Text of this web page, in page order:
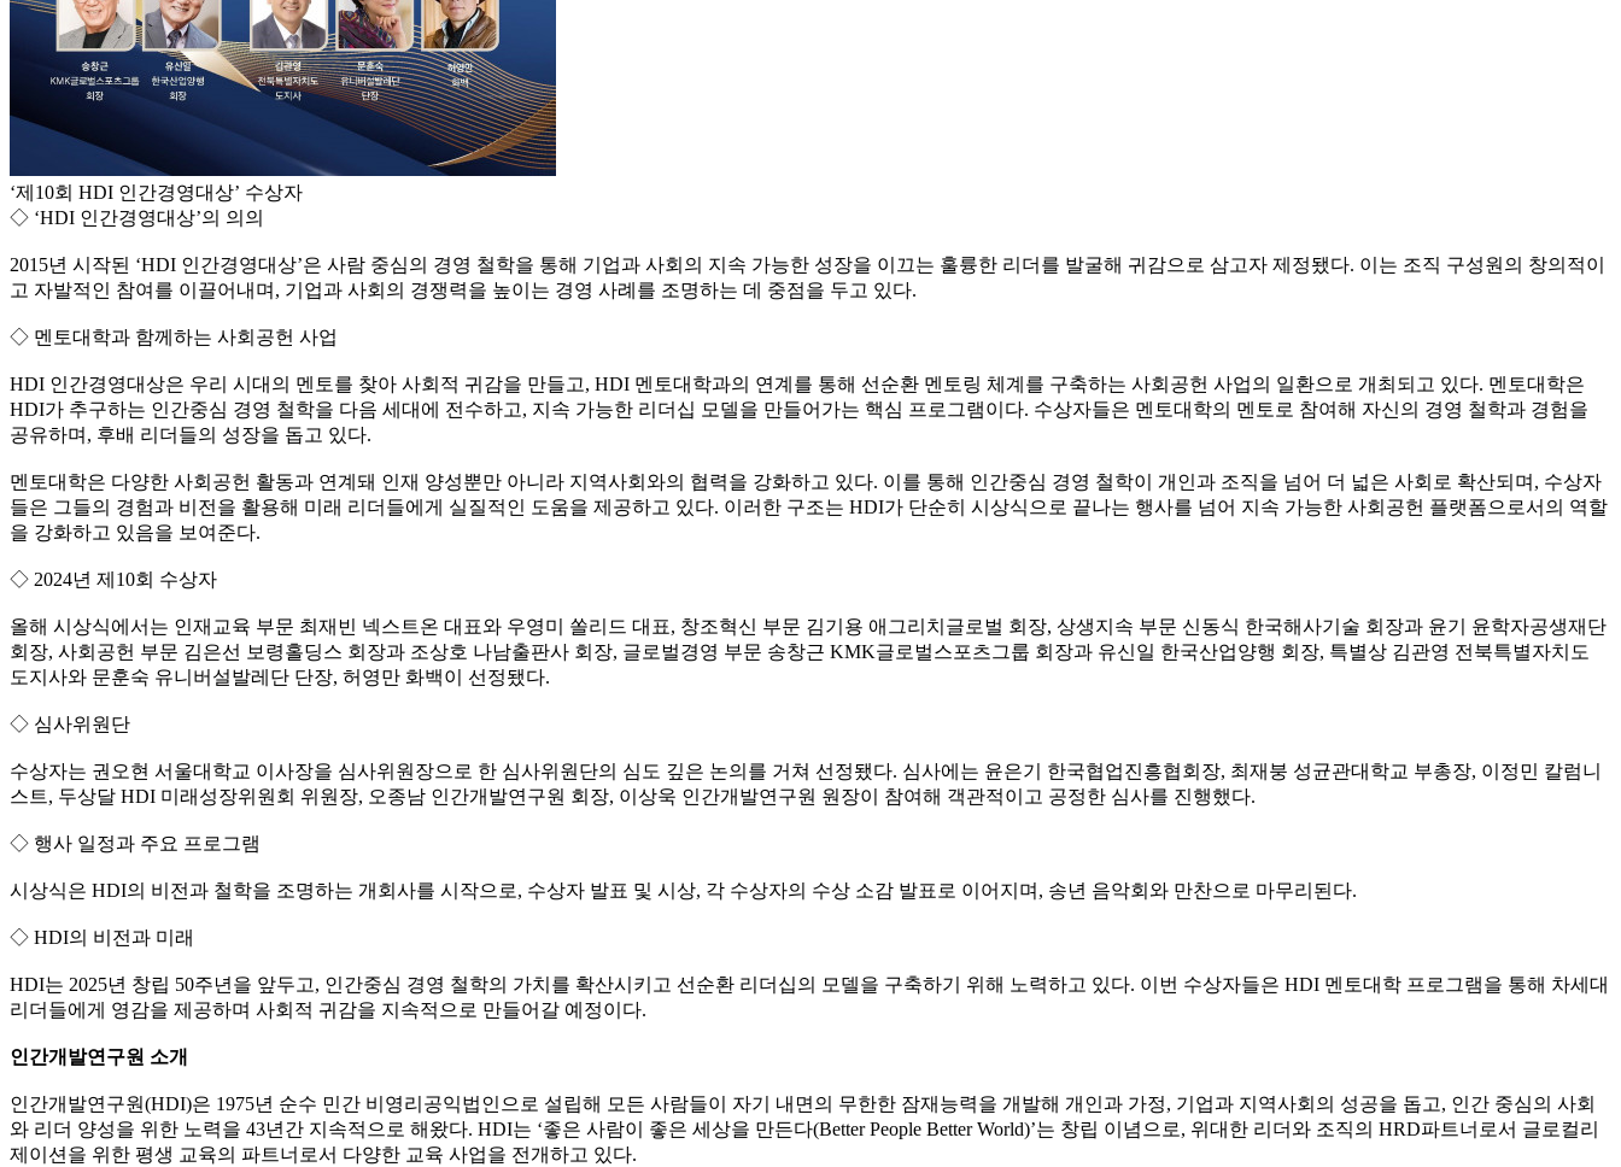
‘제10회 HDI 인간경영대상’ 수상자
◇ ‘HDI 인간경영대상’의 의의
2015년 시작된 ‘HDI 인간경영대상’은 사람 중심의 경영 철학을 통해 기업과 사회의 지속 가능한 성장을 이끄는 훌륭한 리더를 발굴해 귀감으로 삼고자 제정됐다. 이는 조직 구성원의 창의적이
고 자발적인 참여를 이끌어내며, 기업과 사회의 경쟁력을 높이는 경영 사례를 조명하는 데 중점을 두고 있다.
◇ 멘토대학과 함께하는 사회공헌 사업
HDI 인간경영대상은 우리 시대의 멘토를 찾아 사회적 귀감을 만들고, HDI 멘토대학과의 연계를 통해 선순환 멘토링 체계를 구축하는 사회공헌 사업의 일환으로 개최되고 있다. 멘토대학은
HDI가 추구하는 인간중심 경영 철학을 다음 세대에 전수하고, 지속 가능한 리더십 모델을 만들어가는 핵심 프로그램이다. 수상자들은 멘토대학의 멘토로 참여해 자신의 경영 철학과 경험을
공유하며, 후배 리더들의 성장을 돕고 있다.
멘토대학은 다양한 사회공헌 활동과 연계돼 인재 양성뿐만 아니라 지역사회와의 협력을 강화하고 있다. 이를 통해 인간중심 경영 철학이 개인과 조직을 넘어 더 넓은 사회로 확산되며, 수상자
들은 그들의 경험과 비전을 활용해 미래 리더들에게 실질적인 도움을 제공하고 있다. 이러한 구조는 HDI가 단순히 시상식으로 끝나는 행사를 넘어 지속 가능한 사회공헌 플랫폼으로서의 역할
을 강화하고 있음을 보여준다.
◇ 2024년 제10회 수상자
올해 시상식에서는 인재교육 부문 최재빈 넥스트온 대표와 우영미 쏠리드 대표, 창조혁신 부문 김기용 애그리치글로벌 회장, 상생지속 부문 신동식 한국해사기술 회장과 윤기 윤학자공생재단
회장, 사회공헌 부문 김은선 보령홀딩스 회장과 조상호 나남출판사 회장, 글로벌경영 부문 송창근 KMK글로벌스포츠그룹 회장과 유신일 한국산업양행 회장, 특별상 김관영 전북특별자치도
도지사와 문훈숙 유니버설발레단 단장, 허영만 화백이 선정됐다.
◇ 심사위원단
수상자는 권오현 서울대학교 이사장을 심사위원장으로 한 심사위원단의 심도 깊은 논의를 거쳐 선정됐다. 심사에는 윤은기 한국협업진흥협회장, 최재붕 성균관대학교 부총장, 이정민 칼럼니
스트, 두상달 HDI 미래성장위원회 위원장, 오종남 인간개발연구원 회장, 이상욱 인간개발연구원 원장이 참여해 객관적이고 공정한 심사를 진행했다.
◇ 행사 일정과 주요 프로그램
시상식은 HDI의 비전과 철학을 조명하는 개회사를 시작으로, 수상자 발표 및 시상, 각 수상자의 수상 소감 발표로 이어지며, 송년 음악회와 만찬으로 마무리된다.
◇ HDI의 비전과 미래
HDI는 2025년 창립 50주년을 앞두고, 인간중심 경영 철학의 가치를 확산시키고 선순환 리더십의 모델을 구축하기 위해 노력하고 있다. 이번 수상자들은 HDI 멘토대학 프로그램을 통해 차세대
리더들에게 영감을 제공하며 사회적 귀감을 지속적으로 만들어갈 예정이다.
인간개발연구원 소개
인간개발연구원(HDI)은 1975년 순수 민간 비영리공익법인으로 설립해 모든 사람들이 자기 내면의 무한한 잠재능력을 개발해 개인과 가정, 기업과 지역사회의 성공을 돕고, 인간 중심의 사회
와 리더 양성을 위한 노력을 43년간 지속적으로 해왔다. HDI는 ‘좋은 사람이 좋은 세상을 만든다(Better People Better World)’는 창립 이념으로, 위대한 리더와 조직의 HRD파트너로서 글로컬리
제이션을 위한 평생 교육의 파트너로서 다양한 교육 사업을 전개하고 있다.